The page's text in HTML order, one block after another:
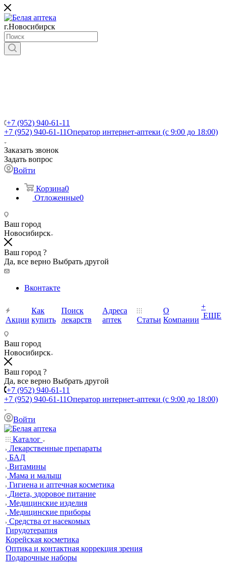
г.Новосибирск
+7 (952) 940-61-11
+7 (952) 940-61-11Оператор интернет-аптеки (с 9:00 до 18:00)
Заказать звонок
Задать вопрос
Войти
Корзина0
Отложенные0
Ваш город
Новосибирск
Ваш город ?
Да, все верно Выбрать другой
Вконтакте
Акции
Как
купить
Поиск
лекарств
Адреса
аптек
Статьи
О
Компании
+
ЕЩЕ
Ваш город
Новосибирск
Ваш город ?
Да, все верно Выбрать другой
+7 (952) 940-61-11
+7 (952) 940-61-11Оператор интернет-аптеки (с 9:00 до 18:00)
Войти
Каталог
Лекарственные препараты
БАД
Витамины
Мама и малыш
Гигиена и аптечная косметика
Диета, здоровое питание
Медицинские изделия
Медицинские приборы
Средства от насекомых
Гирудотерапия
Корейская косметика
Оптика и контактная коррекция зрения
Подарочные наборы